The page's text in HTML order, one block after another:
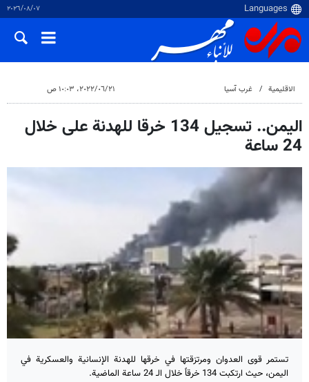
٠٧‏/٠٨‏/٢٠٢٦
الاقلیمیة غرب آسیا ٢١‏/٠٦‏/٢٠٢٢، ١٠:٠٣ ص
اليمن.. تسجيل 134 خرقا للهدنة على خلال
24 ساعة
تستمر قوى العدوان ومرتزقتها في خرقها للهدنة الإنسانية والعسكرية في
اليمن، حيث ارتكبت 134 خرقاً خلال الـ 24 ساعة الماضية.